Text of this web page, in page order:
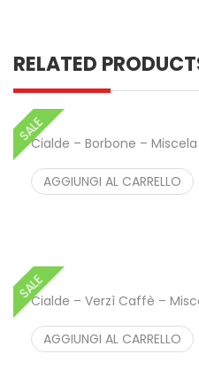
RELATED
SALECialde – Borbone –
AGGIUNGI AL CARRELLO
SALECialde – Verzì Caffè –
AGGIUNGI AL CARRELLO